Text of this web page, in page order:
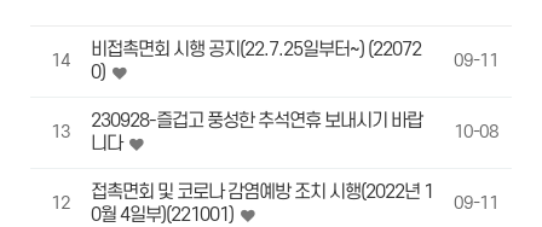
14
비접촉면회 시행 공지(22.7.25일부터~) (22072
0)
09-11
13
230928-즐겁고 풍성한 추석연휴 보내시기 바랍
니다
10-08
12
접촉면회 및 코로나 감염예방 조치 시행(2022년 1
0월 4일부)(221001)
09-11